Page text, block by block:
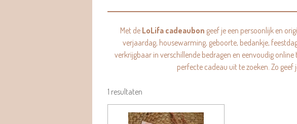
Met de LoLifa cadeaubon geef je een persoonlijk en
verjaardag, housewarming, geboorte, bedankje,
verkrijgbaar in verschillende bedragen en eenvoudig
perfecte cadeau uit te zoeken. Zo
1 resultaten